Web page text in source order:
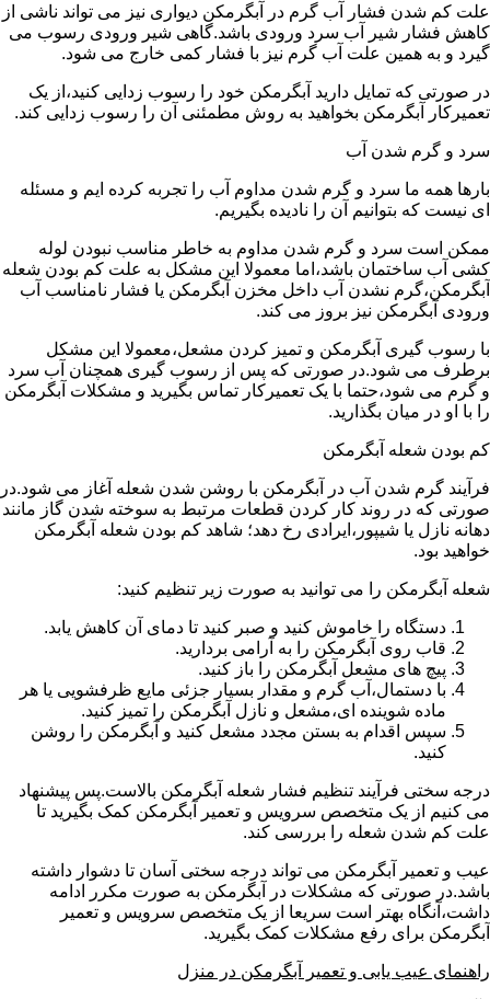
علت کم شدن فشار آب گرم در آبگرمکن دیواری نیز می تواند ناشی از
کاهش فشار شیر آب سرد ورودی باشد.گاهی شیر ورودی رسوب می
گیرد و به همین علت آب گرم نیز با فشار کمی خارج می شود.
در صورتی که تمایل دارید آبگرمکن خود را رسوب زدایی کنید،از یک
تعمیرکار آبگرمکن بخواهید به روش مطمئنی آن را رسوب زدایی کند.
سرد و گرم شدن آب
بارها همه ما سرد و گرم شدن مداوم آب را تجربه کرده ایم و مسئله
ای نیست که بتوانیم آن را نادیده بگیریم.
ممکن است سرد و گرم شدن مداوم به خاطر مناسب نبودن لوله
کشی آب ساختمان باشد،اما معمولا این مشکل به علت کم بودن شعله
آبگرمکن،گرم نشدن آب داخل مخزن آبگرمکن یا فشار نامناسب آب
ورودی آبگرمکن نیز بروز می کند.
با رسوب گیری آبگرمکن و تمیز کردن مشعل،معمولا این مشکل
برطرف می شود.در صورتی که پس از رسوب گیری همچنان آب سرد
و گرم می شود،حتما با یک تعمیرکار تماس بگیرید و مشکلات آبگرمکن
را با او در میان بگذارید.
کم بودن شعله آبگرمکن
فرآیند گرم شدن آب در آبگرمکن با روشن شدن شعله آغاز می شود.در
صورتی که در روند کار کردن قطعات مرتبط به سوخته شدن گاز مانند
دهانه نازل یا شیپور،ایرادی رخ دهد؛ شاهد کم بودن شعله آبگرمکن
خواهید بود.
شعله آبگرمکن را می توانید به صورت زیر تنظیم کنید:
دستگاه را خاموش کنید و صبر کنید تا دمای آن کاهش یابد.
قاب روی آبگرمکن را به آرامی بردارید.
پیچ های مشعل آبگرمکن را باز کنید.
با دستمال،آب گرم و مقدار بسیار جزئی مایع ظرفشویی یا هر
ماده شوینده ای،مشعل و نازل آبگرمکن را تمیز کنید.
سپس اقدام به بستن مجدد مشعل کنید و آبگرمکن را روشن
کنید.
درجه سختی فرآیند تنظیم فشار شعله آبگرمکن بالاست.پس پیشنهاد
می کنیم از یک متخصص سرویس و تعمیر آبگرمکن کمک بگیرید تا
علت کم شدن شعله را بررسی کند.
عیب و تعمیر آبگرمکن می تواند درجه سختی آسان تا دشوار داشته
باشد.در صورتی که مشکلات در آبگرمکن به صورت مکرر ادامه
داشت،آنگاه بهتر است سریعا از یک متخصص سرویس و تعمیر
آبگرمکن برای رفع مشکلات کمک بگیرید.
راهنمای عیب یابی و تعمیر آبگرمکن در منزل